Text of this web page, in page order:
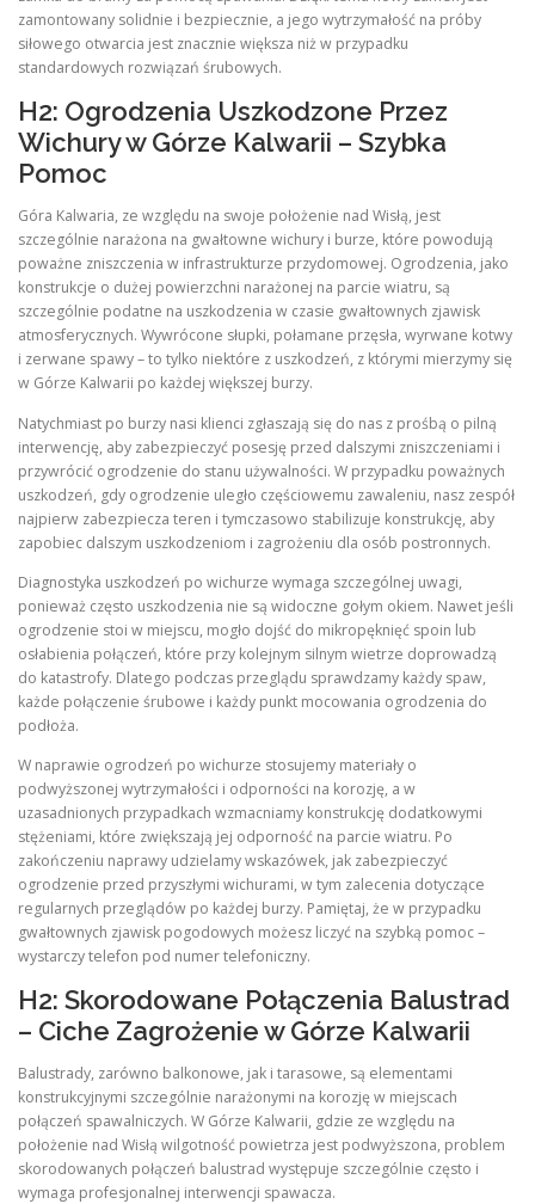
zamontowany solidnie i bezpiecznie, a jego wytrzymałość na próby
siłowego otwarcia jest znacznie większa niż w przypadku
standardowych rozwiązań śrubowych.
H2: Ogrodzenia Uszkodzone Przez
Wichury w Górze Kalwarii – Szybka
Pomoc
Góra Kalwaria, ze względu na swoje położenie nad Wisłą, jest
szczególnie narażona na gwałtowne wichury i burze, które powodują
poważne zniszczenia w infrastrukturze przydomowej. Ogrodzenia, jako
konstrukcje o dużej powierzchni narażonej na parcie wiatru, są
szczególnie podatne na uszkodzenia w czasie gwałtownych zjawisk
atmosferycznych. Wywrócone słupki, połamane przęsła, wyrwane kotwy
i zerwane spawy – to tylko niektóre z uszkodzeń, z którymi mierzymy się
w Górze Kalwarii po każdej większej burzy.
Natychmiast po burzy nasi klienci zgłaszają się do nas z prośbą o pilną
interwencję, aby zabezpieczyć posesję przed dalszymi zniszczeniami i
przywrócić ogrodzenie do stanu używalności. W przypadku poważnych
uszkodzeń, gdy ogrodzenie uległo częściowemu zawaleniu, nasz zespół
najpierw zabezpiecza teren i tymczasowo stabilizuje konstrukcję, aby
zapobiec dalszym uszkodzeniom i zagrożeniu dla osób postronnych.
Diagnostyka uszkodzeń po wichurze wymaga szczególnej uwagi,
ponieważ często uszkodzenia nie są widoczne gołym okiem. Nawet jeśli
ogrodzenie stoi w miejscu, mogło dojść do mikropęknięć spoin lub
osłabienia połączeń, które przy kolejnym silnym wietrze doprowadzą
do katastrofy. Dlatego podczas przeglądu sprawdzamy każdy spaw,
każde połączenie śrubowe i każdy punkt mocowania ogrodzenia do
podłoża.
W naprawie ogrodzeń po wichurze stosujemy materiały o
podwyższonej wytrzymałości i odporności na korozję, a w
uzasadnionych przypadkach wzmacniamy konstrukcję dodatkowymi
stężeniami, które zwiększają jej odporność na parcie wiatru. Po
zakończeniu naprawy udzielamy wskazówek, jak zabezpieczyć
ogrodzenie przed przyszłymi wichurami, w tym zalecenia dotyczące
regularnych przeglądów po każdej burzy. Pamiętaj, że w przypadku
gwałtownych zjawisk pogodowych możesz liczyć na szybką pomoc –
wystarczy telefon pod numer telefoniczny.
H2: Skorodowane Połączenia Balustrad
– Ciche Zagrożenie w Górze Kalwarii
Balustrady, zarówno balkonowe, jak i tarasowe, są elementami
konstrukcyjnymi szczególnie narażonymi na korozję w miejscach
połączeń spawalniczych. W Górze Kalwarii, gdzie ze względu na
położenie nad Wisłą wilgotność powietrza jest podwyższona, problem
skorodowanych połączeń balustrad występuje szczególnie często i
wymaga profesjonalnej interwencji spawacza.